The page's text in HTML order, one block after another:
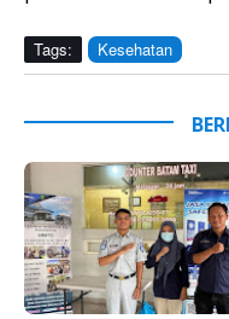
Tags: Kesehatan